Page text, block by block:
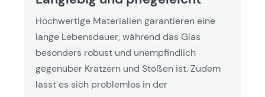
Hochwertige Materialien garantieren eine
lange Lebensdauer, während das Glas
besonders robust und unempfindlich
gegenüber Kratzern und Stößen ist. Zudem
lässt es sich problemlos in der